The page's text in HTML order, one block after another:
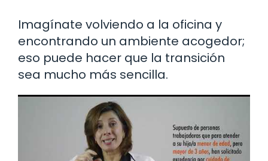
Imagínate volviendo a la oficina y
encontrando un ambiente acogedor;
eso puede hacer que la transición
sea mucho más sencilla.